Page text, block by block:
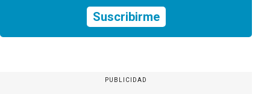
Suscribirme
PUBLICIDAD